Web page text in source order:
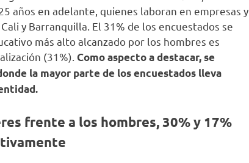
años en adelante, quienes laboran en empresas y
y Barranquilla. El 31% de los encuestados se
más alto alcanzado por los hombres es
(31%). Como aspecto a destacar, se
la mayor parte de los encuestados lleva
frente a los hombres, 30% y 17%